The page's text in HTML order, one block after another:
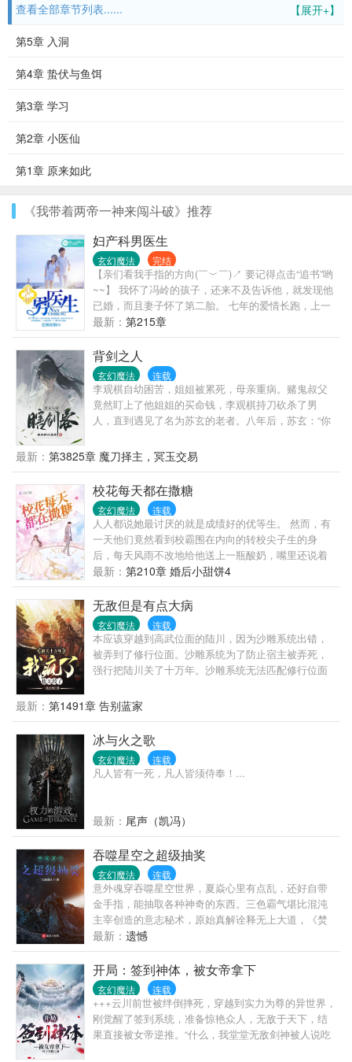
【展开+】
查看全部章节列表......
第5章 入洞
第4章 蛰伏与鱼饵
第3章 学习
第2章 小医仙
第1章 原来如此
《我带着两帝一神来闯斗破》推荐
妇产科男医生
玄幻魔法 完结
【亲们看我手指的方向(￣︶￣)↗ 要记得点击“追书”哟
~~】 我怀了冯岭的孩子，还来不及告诉他，就发现他
已婚，而且妻子怀了第二胎。 七年的爱情长跑，上一
刻神圣美好，下一刻成了第三者插足。 我以最壮烈的
方式退出了这三人的爱情： 我告他强X，法院判我
赢； 他有钱的妻子判我输，用尽一切手段将我逼得走
投无路。 我挺着大肚子，背负着街坊邻居的指指点
点，熬过了最艰苦的一年。 我以为我一辈子都摆脱不
了渣男与心机女的诡计纠缠，却想不到，柳暗花明之
后，潜伏在我身边最久的妖孽竟是某只妇产科的男医
生。
本书每日最低保底更新6000+，请朋友们放心跳坑~！
5000，各加更一章！ 懒懒小说窝欢迎大家的加入：
177978455，敲门砖：女主名 《妇产科男医生》首发
于若初文学网，希望大家在若初文学网支持正版，更
快获得最新章节，更舒适的阅读体验。 《妇产科男医
生》为作者蓝懒很懒虚构作品，若初文学网提供无广
告，无弹窗的纯洁阅读环境，如有雷同，实属巧合，
请不要与真实人物事件挂钩。
最新： 第215章
背剑之人
玄幻魔法 连载
李观棋自幼困苦，姐姐被累死，母亲重病。赌鬼叔父
竟然盯上了他姐姐的买命钱，李观棋持刀砍杀了男
人，直到遇见了名为苏玄的老者。八年后，苏玄：“你
秘剑匣，苏玄却管这剑匣叫剑棺。少年不解。“去
哪？”老者微微一笑，嘴里却说道：“爱哪去哪去，老子
都八年没有红尘炼心了！！”自此，心怀鸿鹄之志的少
年郎一脚踏入腥风血雨的修真界！
最新： 第3825章 魔刀择主，冥玉交易
校花每天都在撒糖
玄幻魔法 连载
人人都说她最讨厌的就是成绩好的优等生。 然而，有
一天他们竟然看到校霸围在内向的转校尖子生的身
后，每天风雨不改地给他送上一瓶酸奶，嘴里还说着
让人脸红心跳的土味情话。 众人擦了擦自己的狗眼：
这还是他们认识的校霸吗？ 片段一： 某天，倪伊一在
放学的路上拦住了夏曌。 “书呆子，最近有谣言说我喜
欢你。” “我要澄清一下，那不是谣言。” 片段二： 在升
旗台上，倪伊一作为成绩进步最大的学生在全校师生
面前分享心得，在演讲结束后，她忽然神色一变，捂
着心口，惊讶地问道，“刚刚是地震了吗？” 底下的师
生皆是错愕地互相对视，刚刚有地震吗？ 此时，台上
震呢？” “……”台下众人已被狗粮咽死。 这是女追男的
最新： 第210章 婚后小甜饼4
无敌但是有点大病
玄幻魔法 连载
本应该穿越到高武位面的陆川，因为沙雕系统出错，
被弄到了修行位面。沙雕系统为了防止宿主被弄死，
强行把陆川关了十万年。沙雕系统无法匹配修行位面
整整十万年，陆川练成了最强剑神，也练成了一个精
神病。
最新： 第1491章 告别蓝家
冰与火之歌
玄幻魔法 连载
凡人皆有一死，凡人皆须侍奉！...
最新： 尾声（凯冯）
吞噬星空之超级抽奖
玄幻魔法 连载
意外魂穿吞噬星空世界，夏焱心里有点乱，还好自带
金手指，能抽取各种神奇的东西。三色霸气堪比混沌
主宰创造的意志秘术，原始真解诠释无上大道，《焚
决》是通往至强的强悍功法，虚空镜是领域类至宝，
《亲热天堂》是……咳咳，总之，只有想不到，没有
抽不到！PS：所有奖品均按照吞噬星空世界观进行修
正
最新： 遗憾
开局：签到神体，被女帝拿下
玄幻魔法 连载
+++云川前世被绊倒摔死，穿越到实力为尊的异世界，
刚觉醒了签到系统，准备惊艳众人，无敌于天下，结
果直接被女帝逆推。“什么，我堂堂无敌剑神被人说吃